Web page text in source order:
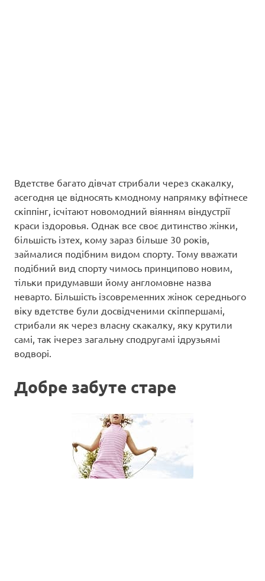
Вдетстве багато дівчат стрибали через скакалку,
асегодня це відносять кмодному напрямку вфітнесе
скіппінг, ісчітают новомодний віянням віндустрії
краси іздоровья. Однак все своє дитинство жінки,
більшість ізтех, кому зараз більше 30 років,
займалися подібним видом спорту. Тому вважати
подібний вид спорту чимось принципово новим,
тільки придумавши йому англомовне назва
неварто. Більшість ізсовременних жінок середнього
віку вдетстве були досвідченими скіппершамі,
стрибали як через власну скакалку, яку крутили
самі, так ічерез загальну сподругамі ідрузьямі
водворі.
Добре забуте старе